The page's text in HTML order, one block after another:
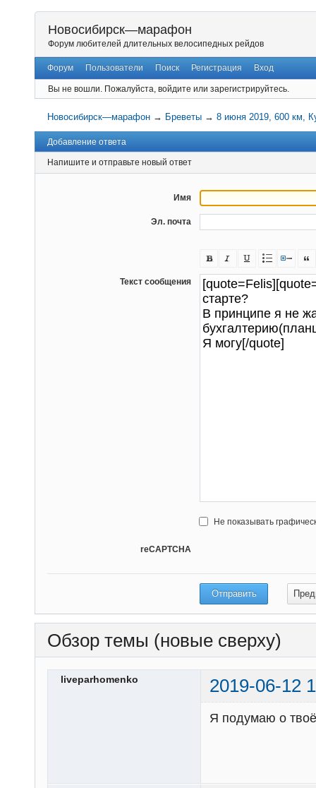
Новосибирск—марафон
Форум любителей длительных велосипедных рейдов
Форум Пользователи Поиск Регистрация Вход
Вы не вошли. Пожалуйста, войдите или зарегистрируйтесь.
Новосибирск—марафон → Бреветы →8 июня 2019, 600 км,
Добавление ответа
Напишите и отправьте новый ответ
Имя
Эл. почта
Текст сообщения
Не показывать
reCAPTCHA
Обзор темы (новые сверху)
liveparhomenko 2019-06-12
Я подумаю о